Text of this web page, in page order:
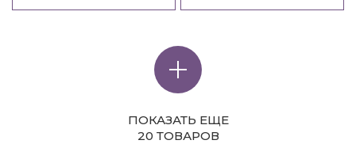
ПОКАЗАТЬ ЕЩЕ
20 ТОВАРОВ